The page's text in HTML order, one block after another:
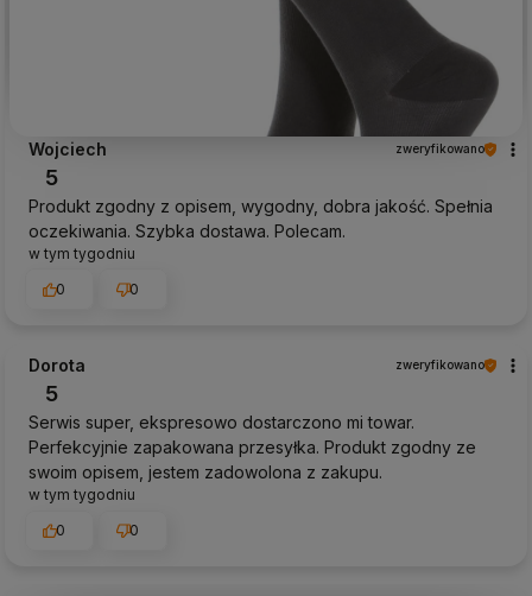
Wojciech zweryfikowano
5
Produkt zgodny z opisem, wygodny, dobra jakość. Spełnia
oczekiwania. Szybka dostawa. Polecam.
w tym tygodniu
0
0
Dorota zweryfikowano
5
Serwis super, ekspresowo dostarczono mi towar.
Perfekcyjnie zapakowana przesyłka. Produkt zgodny ze
swoim opisem, jestem zadowolona z zakupu.
w tym tygodniu
0
0